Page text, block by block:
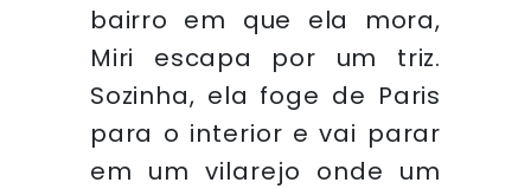
bairro em que ela mora,
Miri escapa por um triz.
Sozinha, ela foge de Paris
para o interior e vai parar
em um vilarejo onde um